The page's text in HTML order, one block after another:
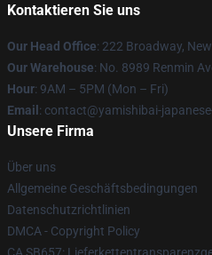
Kontaktieren Sie uns
Our Head Office: 222 Broadway,
Our Warehouse: No. 8989 Renmin
Hour: 9AM – 5PM (Mon – Fri)
Email : contact@yamishibai-
Unsere Firma
Über uns
Allgemeine Geschäftsbedingungen
Datenschutzrichtlinien
DMCA - Copyright Policy